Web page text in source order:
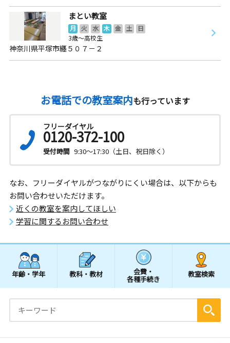
まとい教室
月 火 水 木 金 土
日
3歳～高校生
神奈川県平塚市纒５０７－２
お電話での教室案内も行っています
フリーダイヤル
0120-372-100
受付時間 9:30～17:30（土日、祝日除く）
なお、フリーダイヤルがつながりにくい場合は、以下からも
お問い合わせいただけます。
近くの教室を案内してほしい
学習に関するお問い合わせ
年齢・学年 教科・教材 会費・
各種手続き
教室検索